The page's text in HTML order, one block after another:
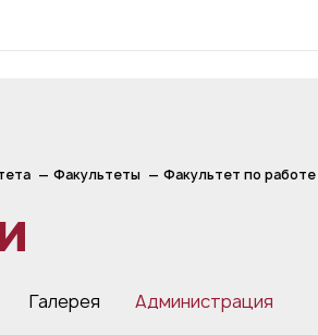
Факультеты Факультет по
Галерея Администрация